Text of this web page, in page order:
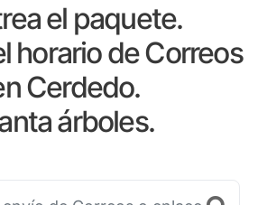
el paquete.
horario de Correos
Cerdedo.
árboles.